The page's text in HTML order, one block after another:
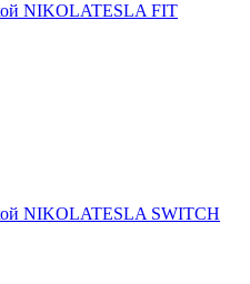
NIKOLATESLA FIT
NIKOLATESLA SWITCH